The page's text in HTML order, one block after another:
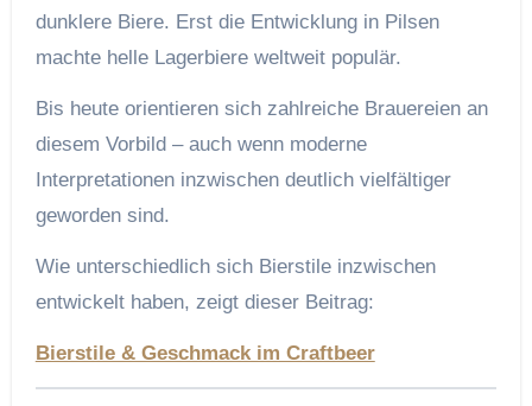
dunklere Biere. Erst die Entwicklung in Pilsen
machte helle Lagerbiere weltweit populär.
Bis heute orientieren sich zahlreiche Brauereien an
diesem Vorbild – auch wenn moderne
Interpretationen inzwischen deutlich vielfältiger
geworden sind.
Wie unterschiedlich sich Bierstile inzwischen
entwickelt haben, zeigt dieser Beitrag:
Bierstile & Geschmack im Craftbeer